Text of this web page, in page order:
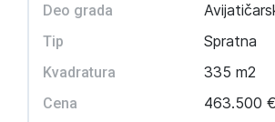
Deo grada
Tip Spratna
Kvadratura 335 m2
Cena 463.500 €